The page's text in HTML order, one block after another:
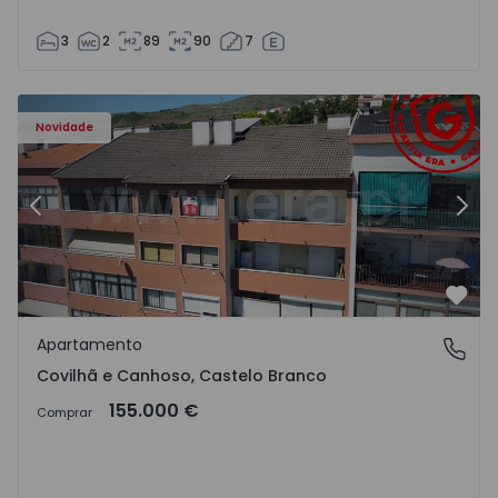
3 2 89 90 7
Novidade
- 18
Apartamento T2 Covilhã, Covilhã e Canhoso - 1497806 -
Anterior
Covilhã e Canhoso, Castelo Branco
Apartamento
Covilhã e Canhoso, Castelo Branco
Comprar 155.000 €